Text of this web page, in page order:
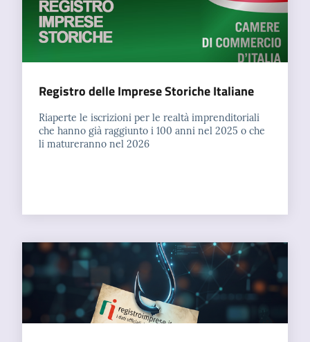
Registro delle Imprese Storiche Italiane
Riaperte le iscrizioni per le realtà imprenditoriali
che hanno già raggiunto i 100 anni nel 2025 o che
li matureranno nel 2026